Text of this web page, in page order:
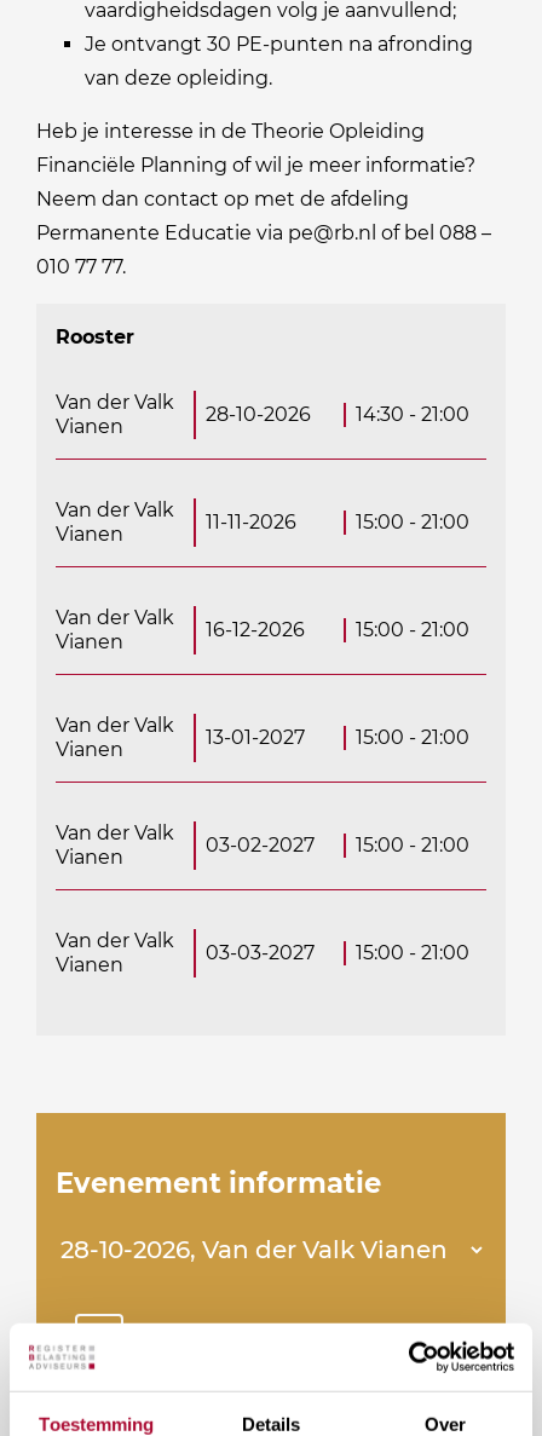
Toestemming Details Over
vaardigheidsdagen volg je aanvullend;
Je ontvangt 30 PE-punten na afronding
van deze opleiding.
Heb je interesse in de Theorie Opleiding
Financiële Planning of wil je meer informatie?
Neem dan contact op met de afdeling
Permanente Educatie via pe@rb.nl of bel 088 –
010 77 77.
Rooster
Van der Valk
Vianen
28-10-2026 14:30 - 21:00
Van der Valk
Vianen
11-11-2026 15:00 - 21:00
Van der Valk
Vianen
16-12-2026 15:00 - 21:00
Van der Valk
Vianen
13-01-2027 15:00 - 21:00
Van der Valk
Vianen
03-02-2027 15:00 - 21:00
Van der Valk
Vianen
03-03-2027 15:00 - 21:00
Evenement informatie
Maximaal aantal deelnemers